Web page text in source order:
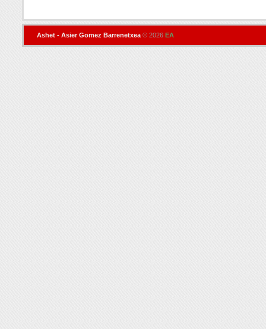
Ashet - Asier Gomez Barrenetxea © 2026 EA